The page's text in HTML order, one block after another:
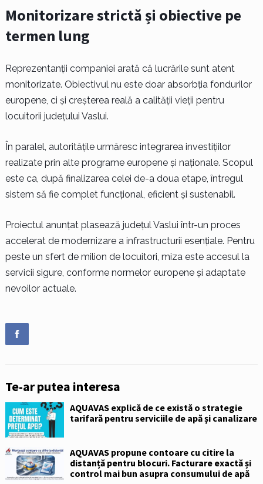
Monitorizare strictă și obiective pe
termen lung
Reprezentanții companiei arată că lucrările sunt atent
monitorizate. Obiectivul nu este doar absorbția fondurilor
europene, ci și creșterea reală a calității vieții pentru
locuitorii județului Vaslui.
În paralel, autoritățile urmăresc integrarea investițiilor
realizate prin alte programe europene și naționale. Scopul
este ca, după finalizarea celei de-a doua etape, întregul
sistem să fie complet funcțional, eficient și sustenabil.
Proiectul anunțat plasează județul Vaslui într-un proces
accelerat de modernizare a infrastructurii esențiale. Pentru
peste un sfert de milion de locuitori, miza este accesul la
servicii sigure, conforme normelor europene și adaptate
nevoilor actuale.
Te-ar putea interesa
AQUAVAS explică de ce există o strategie
tarifară pentru serviciile de apă și canalizare
AQUAVAS propune contoare cu citire la
distanță pentru blocuri. Facturare exactă și
control mai bun asupra consumului de apă